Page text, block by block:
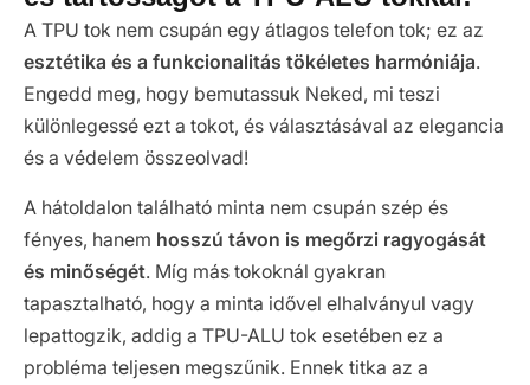
A TPU tok nem csupán egy átlagos telefon tok; ez az
esztétika és a funkcionalitás tökéletes harmóniája.
Engedd meg, hogy bemutassuk Neked, mi teszi
különlegessé ezt a tokot, és választásával az elegancia
és a védelem összeolvad!
A hátoldalon található minta nem csupán szép és
fényes, hanem hosszú távon is megőrzi ragyogását
és minőségét. Míg más tokoknál gyakran
tapasztalható, hogy a minta idővel elhalványul vagy
lepattogzik, addig a TPU-ALU tok esetében ez a
probléma teljesen megszűnik. Ennek titka az a